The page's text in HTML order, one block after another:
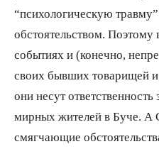
“психологическую
обстоятельством. Поэтому
событиях и (конечно,
своих бывших товарищей
они несут
мирных жителей в Буче. А
смягчающие